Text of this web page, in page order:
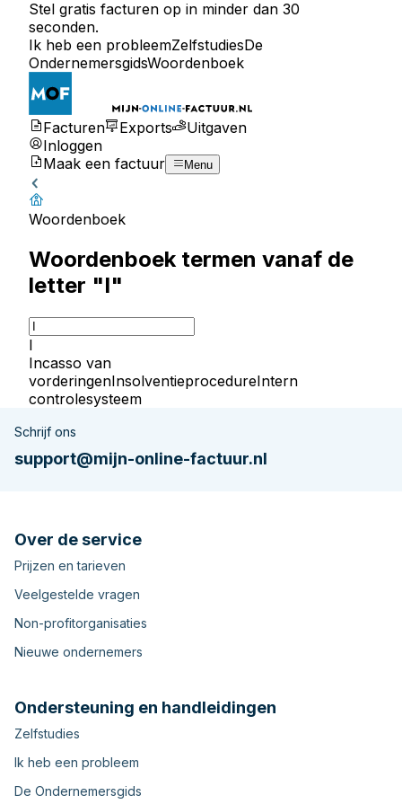
Stel gratis facturen op in minder dan 30
seconden.
Ik heb een probleemZelfstudiesDe
OndernemersgidsWoordenboek
Facturen Exports
Uitgaven
Inloggen
Maak een factuur
Menu
Woordenboek
Woordenboek termen vanaf de
letter "I"
I
Incasso van
vorderingenInsolventieprocedureIntern
controlesysteem
Schrijf ons
support@mijn-online-factuur.nl
Over de service
Prijzen en tarieven
Veelgestelde vragen
Non-profitorganisaties
Nieuwe ondernemers
Ondersteuning en handleidingen
Zelfstudies
Ik heb een probleem
De Ondernemersgids